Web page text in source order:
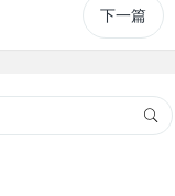
下一篇